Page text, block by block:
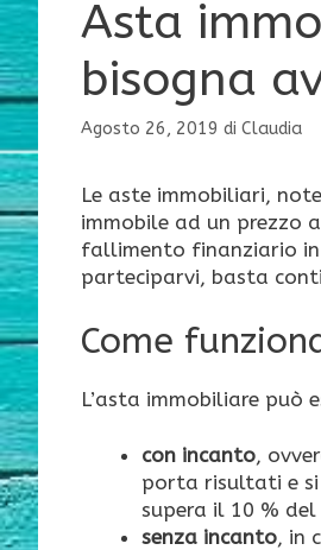
Asta
bisogna
Agosto 26, 2019 di Claudia
Le aste immobiliari,
immobile ad un prezzo
fallimento finanziario in
parteciparvi, basta
Come
L’asta immobiliare può
con incanto,
porta risultati e si
supera il 10 % del
senza incanto, in